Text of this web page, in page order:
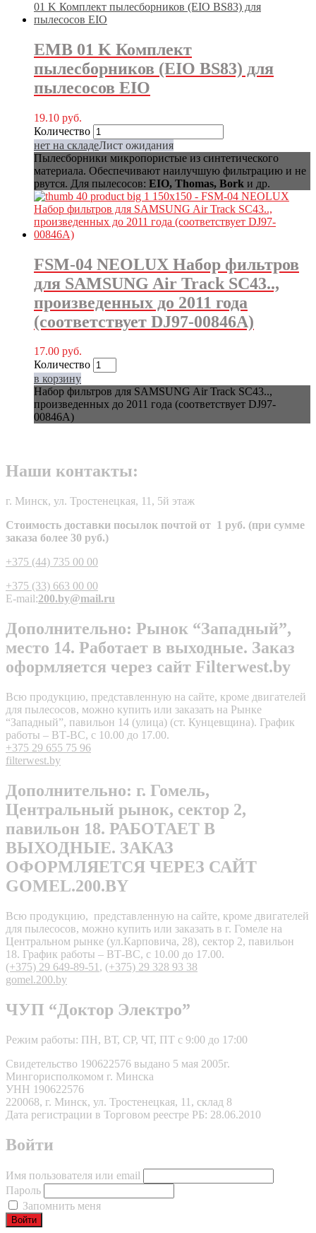
EMB 01 K Комплект
пылесборников (EIO BS83) для
пылесосов EIO
19.10 руб.
Количество
нет на складеЛист ожидания
Пылесборники микропористые из синтетического
материала. Обеспечивают наилучшую фильтрацию и не
рвутся. Для пылесосов: EIO, Thomas, Bork и др.
FSM-04 NEOLUX Набор фильтров
для SAMSUNG Air Track SC43..,
произведенных до 2011 года
(соответствует DJ97-00846A)
17.00 руб.
Количество
в корзину
Набор фильтров для SAMSUNG Air Track SC43..,
произведенных до 2011 года (соответствует DJ97-
00846A)
Наши контакты:
г. Минск, ул. Тростенецкая, 11, 5й этаж
Стоимость доставки посылок почтой от 1 руб. (при сумме
заказа более 30 руб.)
+375 (44) 735 00 00
+375 (33) 663 00 00
E-mail:200.by@mail.ru
Дополнительно: Рынок “Западный”,
место 14. Работает в выходные. Заказ
оформляется через сайт Filterwest.by
Всю продукцию, представленную на сайте, кроме двигателей
для пылесосов, можно купить или заказать на Рынке
“Западный”, павильон 14 (улица) (ст. Кунцевщина). График
работы – ВТ-ВС, с 10.00 до 17.00.
+375 29 655 75 96
filterwest.by
Дополнительно: г. Гомель,
Центральный рынок, сектор 2,
павильон 18. РАБОТАЕТ В
ВЫХОДНЫЕ. ЗАКАЗ
ОФОРМЛЯЕТСЯ ЧЕРЕЗ САЙТ
GOMEL.200.BY
Всю продукцию, представленную на сайте, кроме двигателей
для пылесосов, можно купить или заказать в г. Гомеле на
Центральном рынке (ул.Карповича, 28), сектор 2, павильон
18. График работы – ВТ-ВС, с 10.00 до 17.00.
(+375) 29 649-89-51 , (+375) 29 328 93 38
gomel.200.by
ЧУП “Доктор Электро”
Режим работы: ПН, ВТ, СР, ЧТ, ПТ с 9:00 до 17:00
Свидетельство 190622576 выдано 5 мая 2005г.
Мингорисполкомом г. Минска
УНН 190622576
220068, г. Минск, ул. Тростенецкая, 11, склад 8
Дата регистрации в Торговом реестре РБ: 28.06.2010
Войти
Имя пользователя или email
Пароль
Запомнить меня